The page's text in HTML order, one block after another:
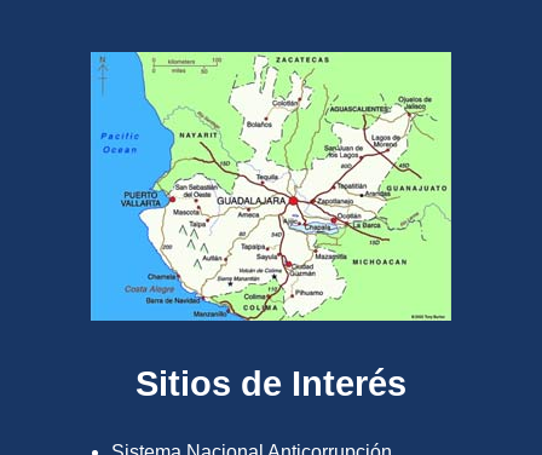
Sitios de Interés